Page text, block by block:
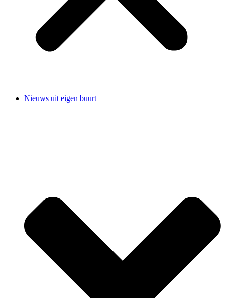
Nieuws uit eigen buurt